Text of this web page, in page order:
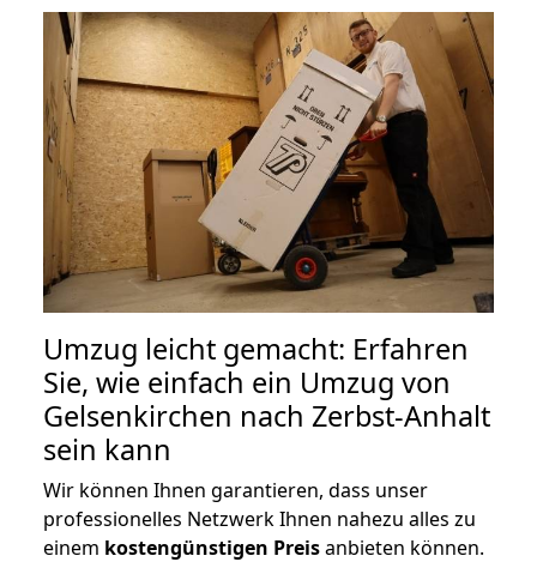
Umzug leicht gemacht: Erfahren
Sie, wie einfach ein Umzug von
Gelsenkirchen nach Zerbst-Anhalt
sein kann
Wir können Ihnen garantieren, dass unser
professionelles Netzwerk Ihnen nahezu alles zu
einem kostengünstigen Preisanbieten können.